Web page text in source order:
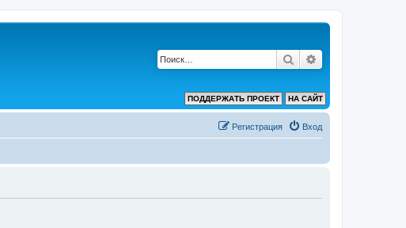
Поиск
НА САЙТ
ПОДДЕРЖАТЬ ПРОЕКТ
Вход
Регистрация